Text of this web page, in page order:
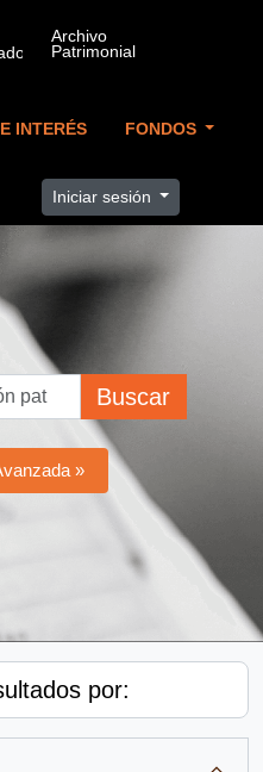
INTERÉS FONDOS
Iniciar sesión
Buscar
»
por: